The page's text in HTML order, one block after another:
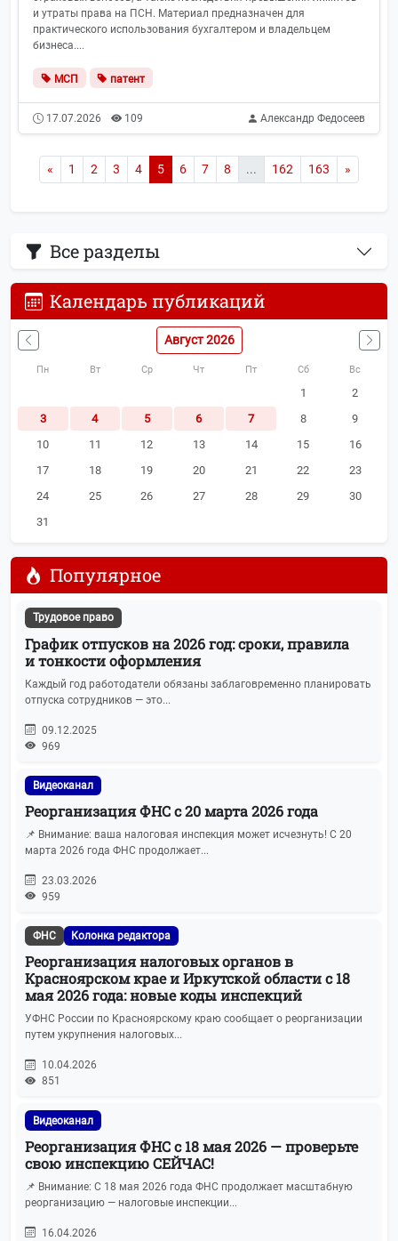
и утраты права на ПСН. Материал предназначен для
практического использования бухгалтером и владельцем
бизнеса....
МСП патент
17.07.2026 109 Александр Федосеев
« 1 2 3 4 5 6 7 8 ... 162 163 »
Все разделы
Календарь публикаций
Август 2026
Пн Вт Ср Чт Пт Сб Вс
1
2
3
4 5 6 7 8
9
10
11 12 13 14 15
16
17
18 19 20 21 22
23
24
25 26 27 28 29
30
31
Популярное
Трудовое право
График отпусков на 2026 год: сроки, правила
и тонкости оформления
Каждый год работодатели обязаны заблаговременно планировать
отпуска сотрудников — это...
09.12.2025
969
Видеоканал
Реорганизация ФНС с 20 марта 2026 года
📌 Внимание: ваша налоговая инспекция может исчезнуть! С 20
марта 2026 года ФНС продолжает...
23.03.2026
959
ФНС Колонка редактора
Реорганизация налоговых органов в
Красноярском крае и Иркутской области с 18
мая 2026 года: новые коды инспекций
УФНС России по Красноярскому краю сообщает о реорганизации
путем укрупнения налоговых...
10.04.2026
851
Видеоканал
Реорганизация ФНС с 18 мая 2026 — проверьте
свою инспекцию СЕЙЧАС!
📌 Внимание: С 18 мая 2026 года ФНС продолжает масштабную
реорганизацию — налоговые инспекции...
16.04.2026